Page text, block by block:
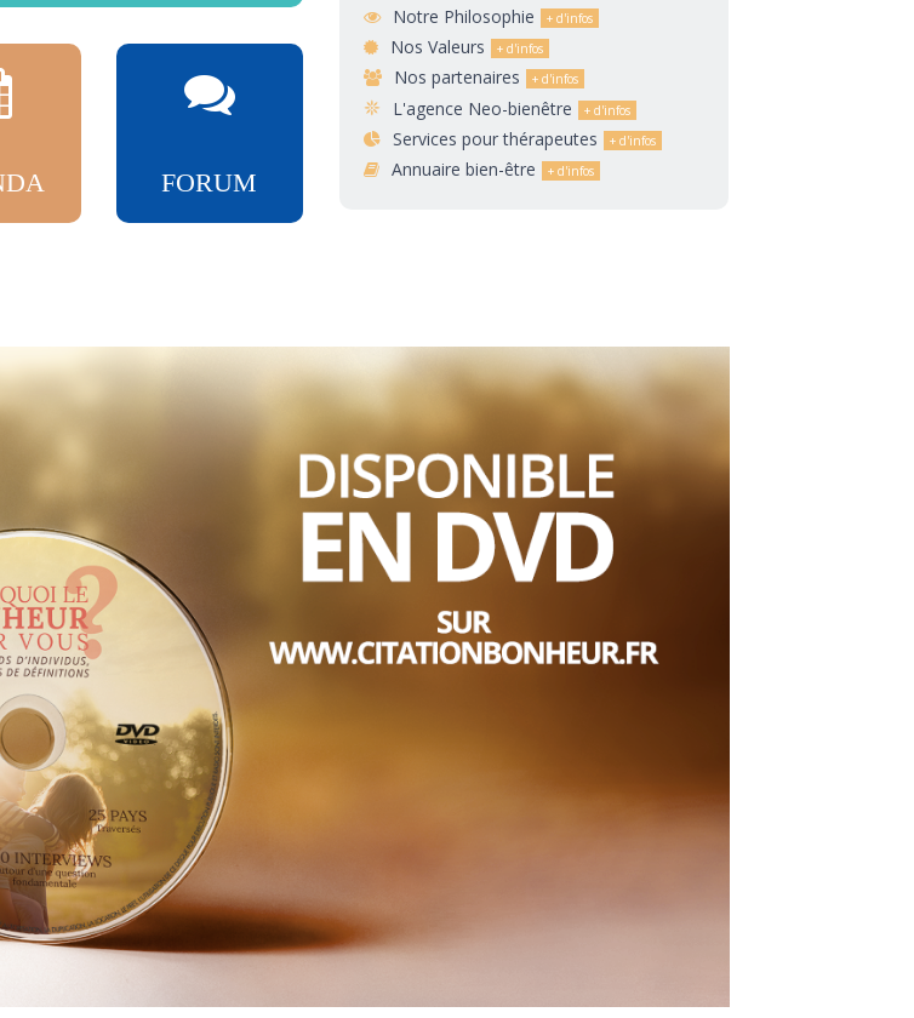
FORUM
Notre Philosophie
Nos Valeurs
Nos partenaires
L'agence Neo-bienêtre
Services pour thérapeutes
Annuaire bien-être